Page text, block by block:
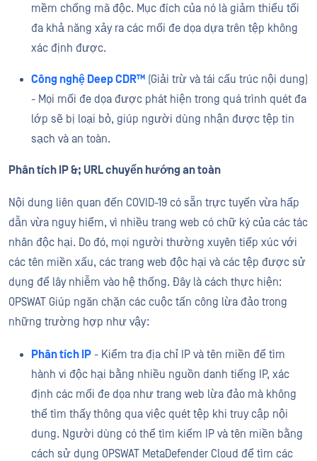
mềm chống mã độc. Mục đích của nó là giảm thiểu tối
đa khả năng xảy ra các mối đe dọa dựa trên tệp không
xác định được.
Công nghệ Deep CDR™ (Giải trừ và tái cấu trúc nội dung)
- Mọi mối đe dọa được phát hiện trong quá trình quét đa
lớp sẽ bị loại bỏ, giúp người dùng nhận được tệp tin
sạch và an toàn.
Phân tích IP &; URL chuyển hướng an toàn
Nội dung liên quan đến COVID-19 có sẵn trực tuyến vừa hấp
dẫn vừa nguy hiểm, vì nhiều trang web có chữ ký của các tác
nhân độc hại. Do đó, mọi người thường xuyên tiếp xúc với
các tên miền xấu, các trang web độc hại và các tệp được sử
dụng để lây nhiễm vào hệ thống. Đây là cách thực hiện:
OPSWAT Giúp ngăn chặn các cuộc tấn công lừa đảo trong
những trường hợp như vậy:
Phân tích IP - Kiểm tra địa chỉ IP và tên miền để tìm
hành vi độc hại bằng nhiều nguồn danh tiếng IP, xác
định các mối đe dọa như trang web lừa đảo mà không
thể tìm thấy thông qua việc quét tệp khi truy cập nội
dung. Người dùng có thể tìm kiếm IP và tên miền bằng
cách sử dụng OPSWAT MetaDefender Cloud để tìm các